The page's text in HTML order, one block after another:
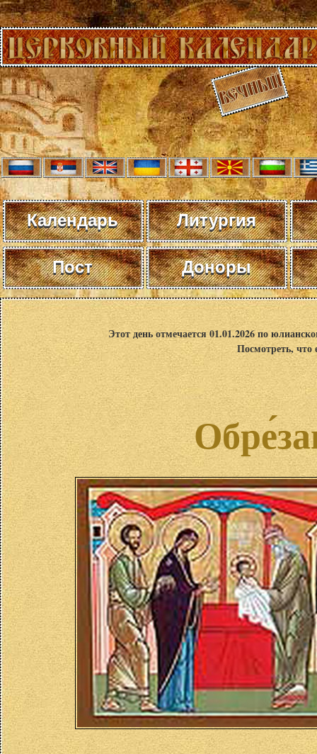
Календарь Литургия
Пост Доноры
Этот день отмечается 01.01.2026 по
Посмотреть,